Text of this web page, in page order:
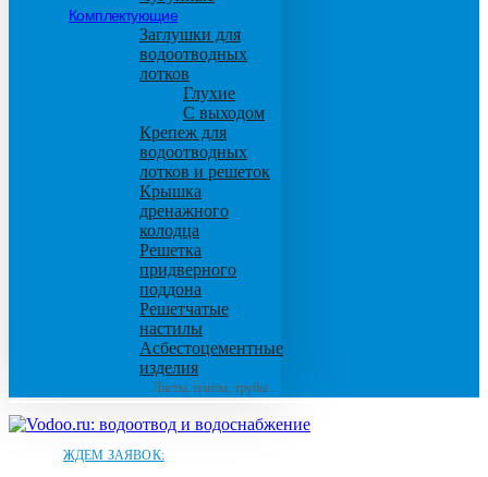
Комплектующие
Заглушки для
водоотводных
лотков
Глухие
С выходом
Крепеж для
водоотводных
лотков и решеток
Крышка
дренажного
колодца
Решетка
придверного
поддона
Решетчатые
настилы
Асбестоцементные
изделия
Листы, плиты, трубы
ЖДЕМ ЗАЯВОК: